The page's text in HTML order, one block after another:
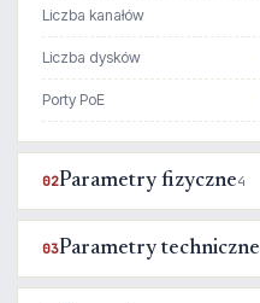
Liczba kanałów
Liczba dysków
Porty PoE
02Parametry fizyczne4
03Parametry techniczne